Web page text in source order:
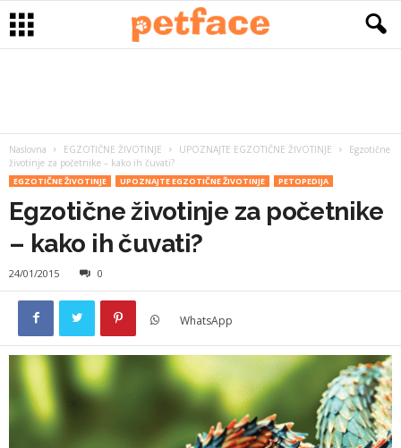
Naslovna EGZOTIČNE ŽIVOTINJE UPOZNAJTE EGZOTIČNE ŽIVOTINJE
Egzotične
životinje za početnike – kako ih čuvati?
EGZOTIČNE ŽIVOTINJE UPOZNAJTE EGZOTIČNE ŽIVOTINJE PETOPEDIJA
Egzotične životinje za početnike
– kako ih čuvati?
24/01/2015 0
WhatsApp